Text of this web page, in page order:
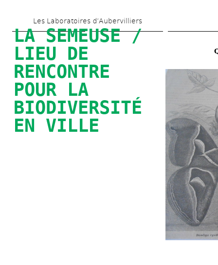
to
main
content
Les Laboratoires d’Aubervilliers
LA SEMEUSE /
LIEU DE
RENCONTRE
POUR LA
BIODIVERSITÉ
EN VILLE